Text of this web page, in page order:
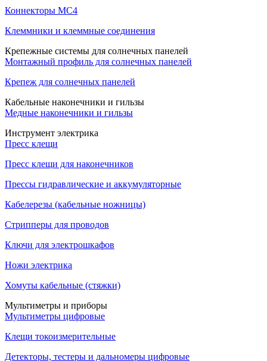
Коннекторы MC4
Клеммники и клеммные соединения
Крепежные системы для солнечных панелей
Монтажный профиль для солнечных панелей
Крепеж для солнечных панелей
Кабельные наконечники и гильзы
Медные наконечники и гильзы
Инструмент электрика
Пресс клещи
Пресс клещи для наконечников
Прессы гидравлические и аккумуляторные
Кабелерезы (кабельные ножницы)
Стрипперы для проводов
Ключи для электрошкафов
Ножи электрика
Хомуты кабельные (стяжки)
Мультиметры и приборы
Мультиметры цифровые
Клещи токоизмерительные
Детекторы, тестеры и дальномеры цифровые